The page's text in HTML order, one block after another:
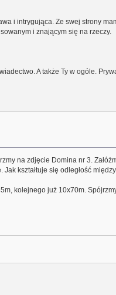
i intrygująca. Ze swej strony
i znającym się na rzeczy.
A także Ty w ogóle.
na zdjęcie Domina nr 3.
kształtuje się odległość
kolejnego już 10x70m.